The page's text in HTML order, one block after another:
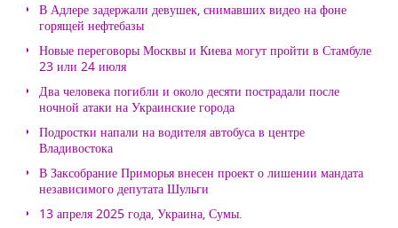
В Адлере задержали девушек, снимавших видео на фоне
горящей нефтебазы
Новые переговоры Москвы и Киева могут пройти в Стамбуле
23 или 24 июля
Два человека погибли и около десяти пострадали после
ночной атаки на Украинские города
Подростки напали на водителя автобуса в центре
Владивостока
В Заксобрание Приморья внесен проект о лишении мандата
независимого депутата Шульги
13 апреля 2025 года, Украина, Сумы.